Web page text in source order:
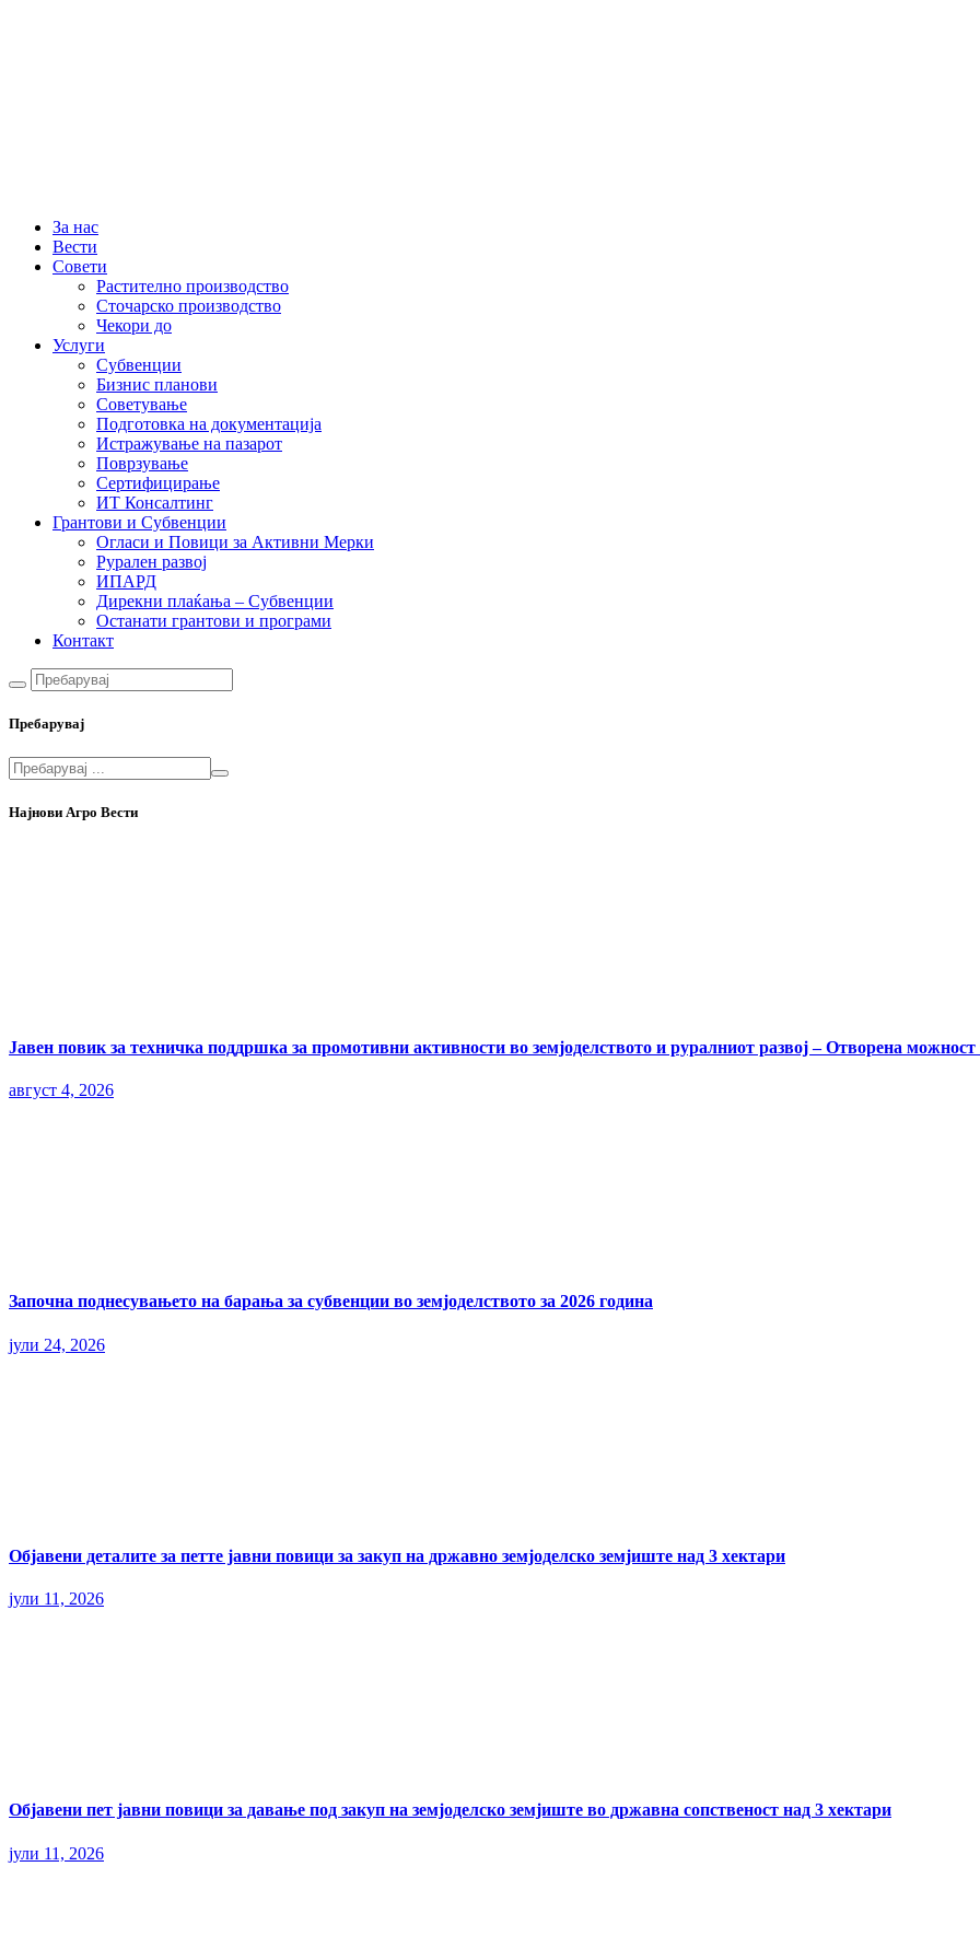
За нас
Вести
Совети
Растително производство
Сточарско производство
Чекори до
Услуги
Субвенции
Бизнис планови
Советување
Подготовка на документација
Истражување на пазарот
Поврзување
Сертифицирање
ИТ Консалтинг
Грантови и Субвенции
Огласи и Повици за Активни Мерки
Рурален развој
ИПАРД
Дирекни плаќања – Субвенции
Останати грантови и програми
Контакт
Пребарувај
Најнови Агро Вести
Јавен повик за техничка поддршка за промотивни активности во земјоделството и руралниот развој – Отворена
август 4, 2026
Започна поднесувањето на барања за субвенции во земјоделството за 2026 година
јули 24, 2026
Објавени деталите за петте јавни повици за закуп на државно земјоделско земјиште над 3 хектари
јули 11, 2026
Објавени пет јавни повици за давање под закуп на земјоделско земјиште во државна сопственост над 3 хектари
јули 11, 2026